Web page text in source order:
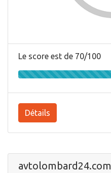
Le score est de 70/100
Détails
avtolombard24.com